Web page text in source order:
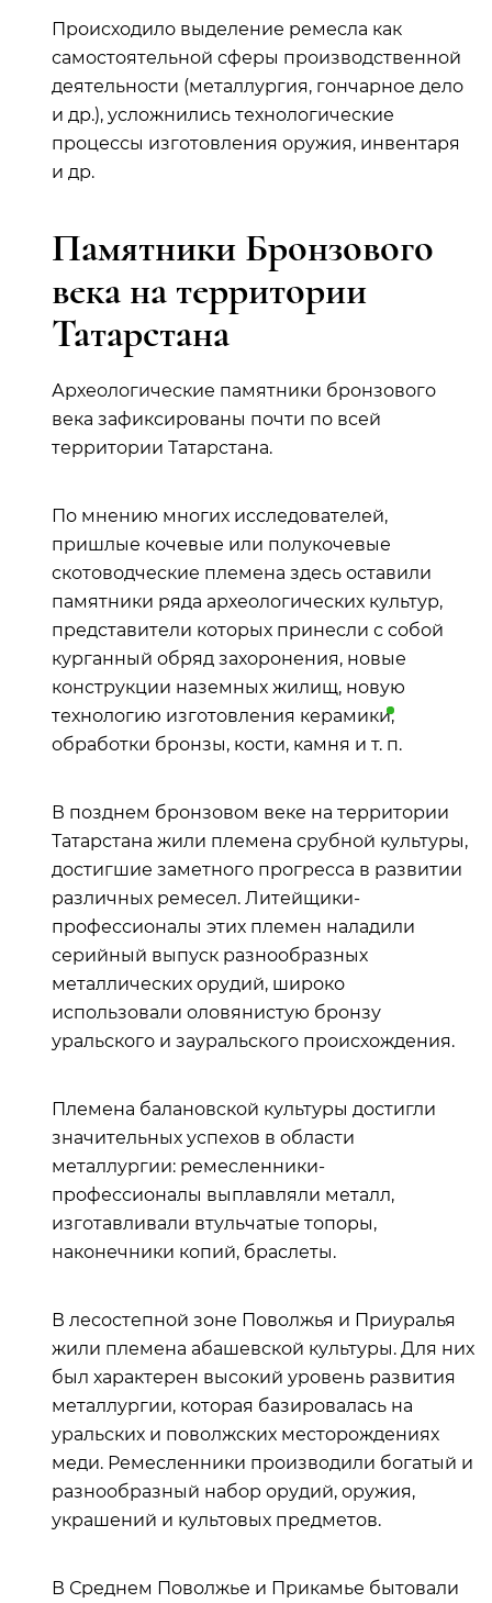
Происходило выделение ремесла как
самостоятельной сферы производственной
деятельности (металлургия, гончарное дело
и др.), усложнились технологические
процессы изготовления оружия, инвентаря
и др.
Памятники Бронзового
века на территории
Татарстана
Археологические памятники бронзового
века зафиксированы почти по всей
территории Татарстана.
По мнению многих исследователей,
пришлые кочевые или полукочевые
скотоводческие племена здесь оставили
памятники ряда археологических культур,
представители которых принесли с собой
курганный обряд захоронения, новые
конструкции наземных жилищ, новую
технологию изготовления керамики,
обработки бронзы, кости, камня и т. п.
В позднем бронзовом веке на территории
Татарстана жили племена срубной культуры,
достигшие заметного прогресса в развитии
различных ремесел. Литейщики-
профессионалы этих племен наладили
серийный выпуск разнообразных
металлических орудий, широко
использовали оловянистую бронзу
уральского и зауральского происхождения.
Племена балановской культуры достигли
значительных успехов в области
металлургии: ремесленники-
профессионалы выплавляли металл,
изготавливали втульчатые топоры,
наконечники копий, браслеты.
В лесостепной зоне Поволжья и Приуралья
жили племена абашевской культуры. Для них
был характерен высокий уровень развития
металлургии, которая базировалась на
уральских и поволжских месторождениях
меди. Ремесленники производили богатый и
разнообразный набор орудий, оружия,
украшений и культовых предметов.
В Среднем Поволжье и Прикамье бытовали